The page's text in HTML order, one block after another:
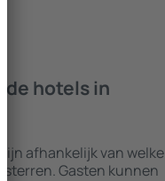
de hotels in
afhankelijk van welke
Gasten kunnen